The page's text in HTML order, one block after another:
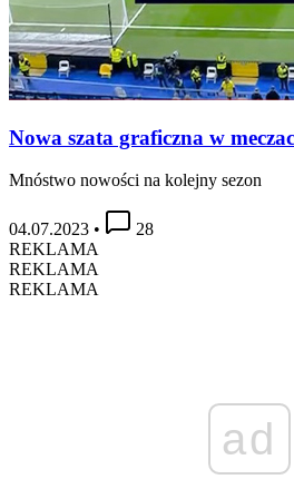
Nowa szata graficzna w
Mnóstwo nowości na kolejny sezon
04.07.2023 •
28
REKLAMA
REKLAMA
REKLAMA
ad